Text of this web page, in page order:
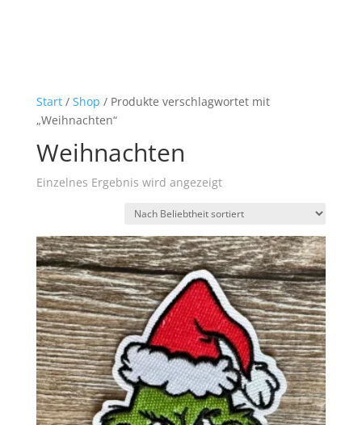
Start/ Shop / Produkte verschlagwortet mit
„Weihnachten“
Weihnachten
Einzelnes Ergebnis wird angezeigt